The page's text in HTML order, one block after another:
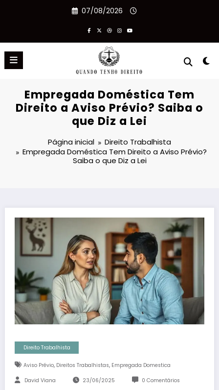
07/08/2026
Empregada Doméstica Tem
Direito a Aviso Prévio? Saiba o
que Diz a Lei
Página inicial
Direito Trabalhista
Empregada Doméstica Tem Direito a Aviso Prévio?
Saiba o que Diz a Lei
Direito Trabalhista
Aviso Prévio, Direitos Trabalhistas, Empregada Domestica
David Viana 23/06/2025 0 Comentários